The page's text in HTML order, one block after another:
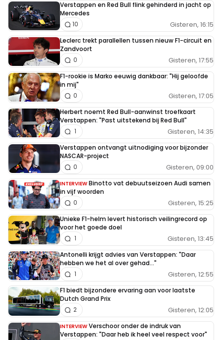
Verstappen en Red Bull flink gehinderd in jacht op
Mercedes
Gisteren, 16:15
10
Leclerc trekt parallellen tussen nieuw F1-circuit en
Zandvoort
Gisteren, 17:55
0
F1-rookie is Marko eeuwig dankbaar: "Hij geloofde
in mij"
Gisteren, 17:05
0
Herbert noemt Red Bull-aanwinst troefkaart
Verstappen: "Past uitstekend bij Red Bull"
Gisteren, 14:35
1
Verstappen ontvangt uitnodiging voor bijzonder
NASCAR-project
Gisteren, 09:00
0
INTERVIEW Binotto vat debuutseizoen Audi samen
in vijf woorden
Gisteren, 15:25
0
Unieke F1-helm levert historisch veilingrecord op
voor het goede doel
Gisteren, 13:45
1
Antonelli krijgt advies van Verstappen: "Daar
hebben we het al over gehad..."
Gisteren, 12:55
1
F1 biedt bijzondere ervaring aan voor laatste
Dutch Grand Prix
Gisteren, 12:05
2
INTERVIEW Verschoor onder de indruk van
Verstappen: "Daar heb ik heel veel respect voor"